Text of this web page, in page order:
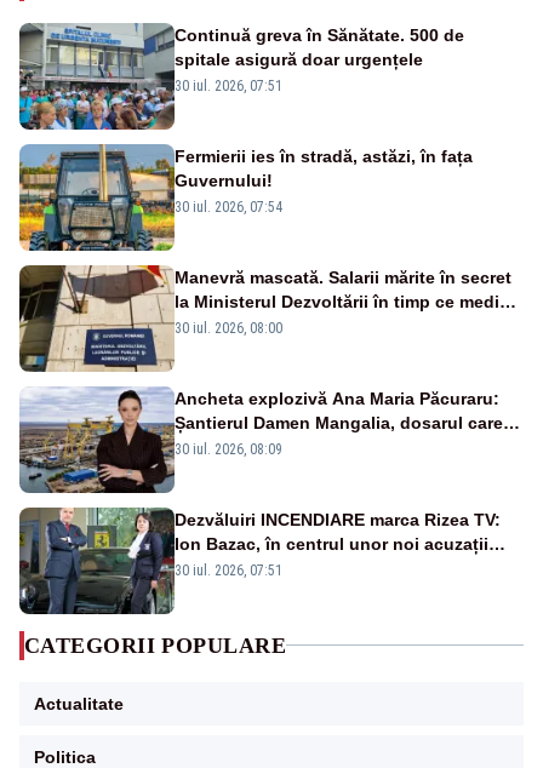
Continuă greva în Sănătate. 500 de
spitale asigură doar urgențele
30 iul. 2026, 07:51
Fermierii ies în stradă, astăzi, în fața
Guvernului!
30 iul. 2026, 07:54
Manevră mascată. Salarii mărite în secret
la Ministerul Dezvoltării în timp ce medicii
ies în stradă
30 iul. 2026, 08:00
Ancheta explozivă Ana Maria Păcuraru:
Șantierul Damen Mangalia, dosarul care
scufundă apărarea României
30 iul. 2026, 08:09
Dezvăluiri INCENDIARE marca Rizea TV:
Ion Bazac, în centrul unor noi acuzații
publice
30 iul. 2026, 07:51
CATEGORII POPULARE
Actualitate
Politica